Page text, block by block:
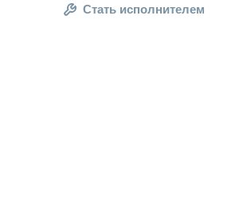
Стать исполнителем